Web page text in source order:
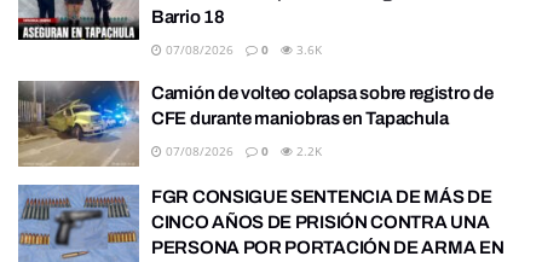
Barrio 18
07/08/2026 0 3.6K
Camión de volteo colapsa sobre registro de
CFE durante maniobras en Tapachula
07/08/2026 0 2.2K
FGR CONSIGUE SENTENCIA DE MÁS DE
CINCO AÑOS DE PRISIÓN CONTRA UNA
PERSONA POR PORTACIÓN DE ARMA EN